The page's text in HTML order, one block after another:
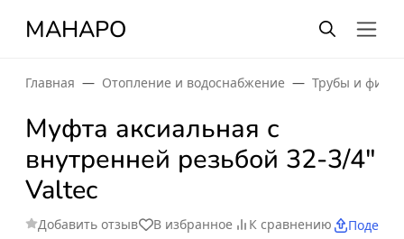
МАНАРО
Главная Отопление и водоснабжение Трубы и
Муфта аксиальная с
внутренней резьбой 32-3/4"
Valtec
Добавить отзыв В избранное К сравнению